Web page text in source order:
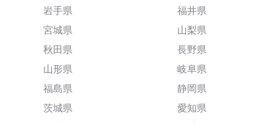
岩手県
宮城県
秋田県
山形県
福島県
茨城県
福井県
山梨県
長野県
岐阜県
静岡県
愛知県